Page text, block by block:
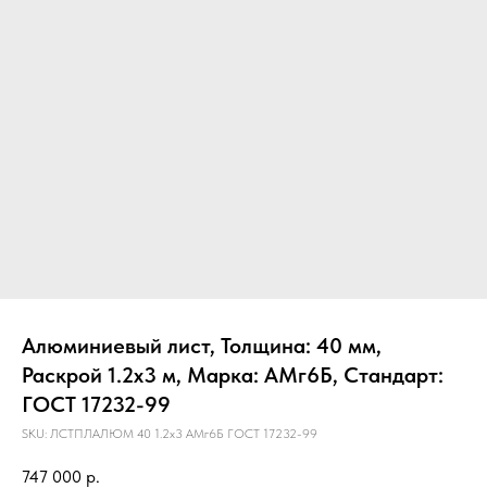
Алюминиевый лист, Толщина: 40 мм,
Раскрой 1.2х3 м, Марка: АМг6Б, Стандарт:
ГОСТ 17232-99
SKU: ЛСТПЛАЛЮМ 40 1.2х3 АМг6Б ГОСТ 17232-99
747 000 р.